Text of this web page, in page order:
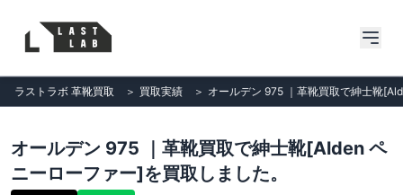
ラストラボ 革靴買取 ＞ 買取実績 ＞ オールデン 975 ｜革靴買取で紳士靴
オールデン 975 ｜革靴買取で紳士靴[Alden ペ
ニーローファー]を買取しました。